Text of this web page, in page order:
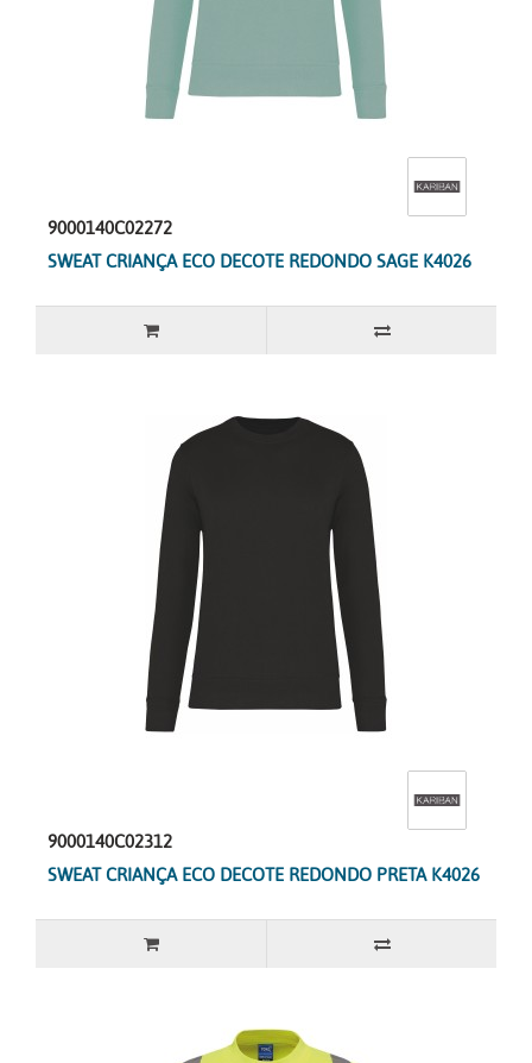
9000140C02272
SWEAT CRIANÇA ECO DECOTE REDONDO SAGE K4026
9000140C02312
SWEAT CRIANÇA ECO DECOTE REDONDO PRETA K4026